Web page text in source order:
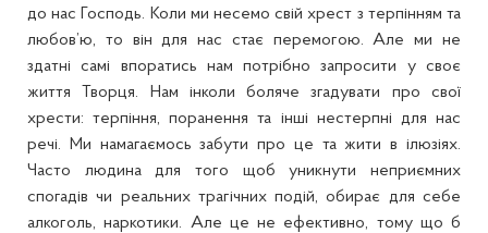
до нас Господь. Коли ми несемо свій хрест з терпінням та
любов’ю, то він для нас стає перемогою. Але ми не
здатні самі впоратись нам потрібно запросити у своє
життя Творця. Нам інколи боляче згадувати про свої
хрести: терпіння, поранення та інші нестерпні для нас
речі. Ми намагаємось забути про це та жити в ілюзіях.
Часто людина для того щоб уникнути неприємних
спогадів чи реальних трагічних подій, обирає для себе
алкоголь, наркотики. Але це не ефективно, тому що б